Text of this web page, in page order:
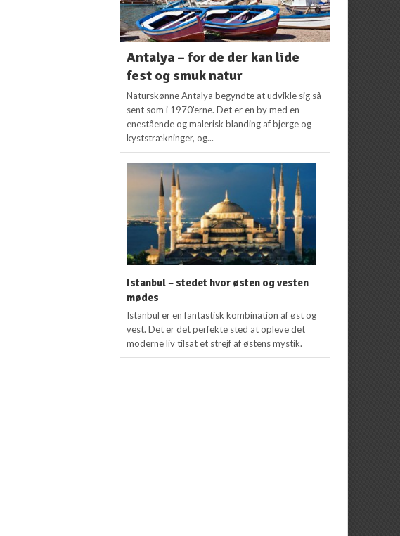
Antalya – for de der kan lide
fest og smuk natur
Naturskønne Antalya begyndte at udvikle sig så
sent som i 1970’erne. Det er en by med en
enestående og malerisk blanding af bjerge og
kyststrækninger, og...
Istanbul – stedet hvor østen og vesten
mødes
Istanbul er en fantastisk kombination af øst og
vest. Det er det perfekte sted at opleve det
moderne liv tilsat et strejf af østens mystik.